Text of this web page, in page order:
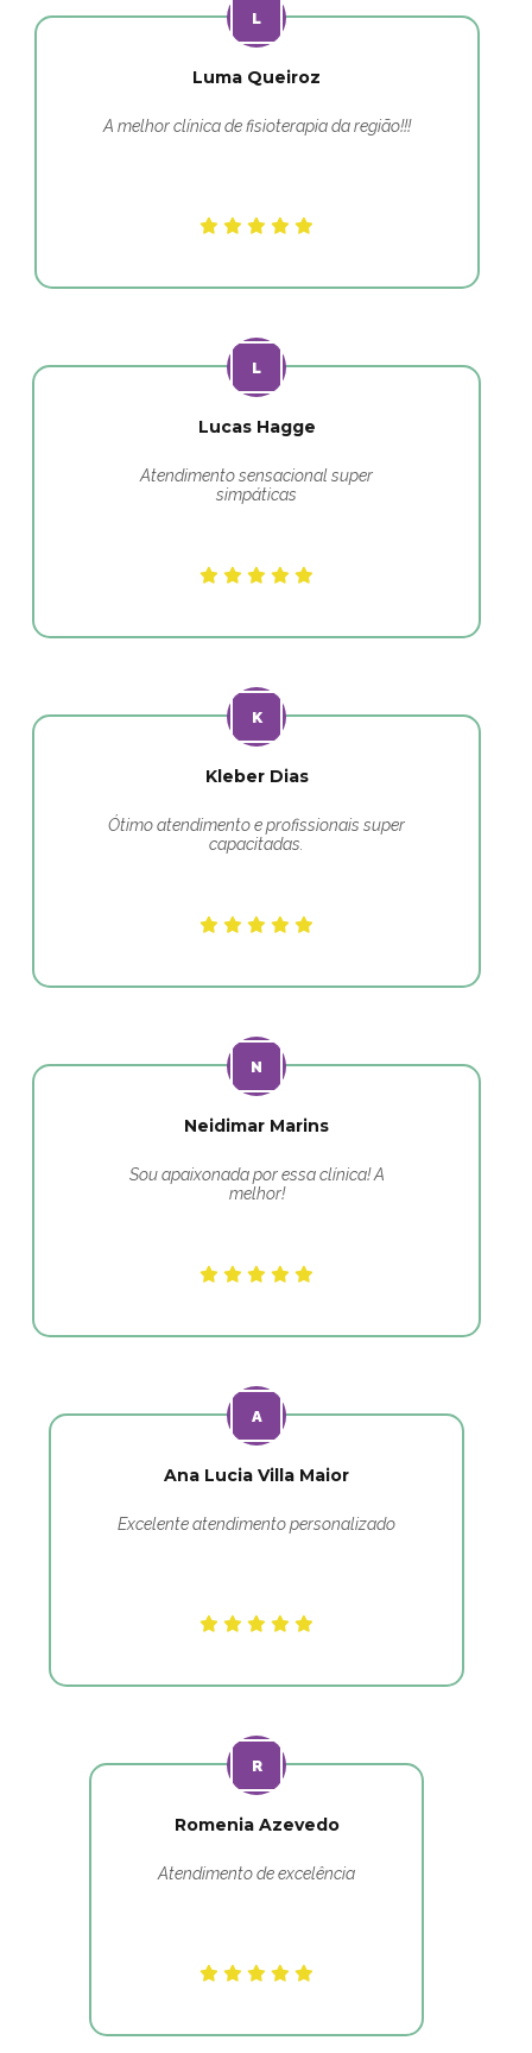
Luma Queiroz
A melhor clínica de fisioterapia da região!!!
Lucas Hagge
Atendimento sensacional super
simpáticas
Kleber Dias
Ótimo atendimento e profissionais super
capacitadas.
Neidimar Marins
Sou apaixonada por essa clínica! A
melhor!
Ana Lucia Villa Maior
Excelente atendimento personalizado
Romenia Azevedo
Atendimento de excelência